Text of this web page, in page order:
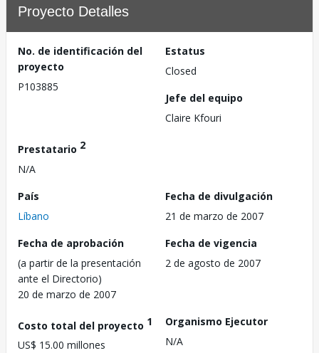
Proyecto Detalles
No. de identificación del
proyecto
P103885
Estatus
Closed
Jefe del equipo
Claire Kfouri
Prestatario 2
N/A
País
Líbano
Fecha de divulgación
21 de marzo de 2007
Fecha de aprobación
(a partir de la presentación
ante el Directorio)
20 de marzo de 2007
Fecha de vigencia
2 de agosto de 2007
Costo total del proyecto 1
US$ 15.00 millones
Organismo Ejecutor
N/A